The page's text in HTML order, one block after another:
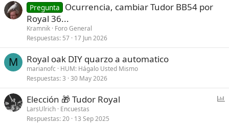
Pregunta
Ocurrencia, cambiar Tudor BB54 por
Royal 36...
Kramnik Foro General
Respuestas 57 17 Jun 2026
M Royal oak DIY quarzo a automatico
marianofc
HUM: Hágalo Usted Mismo
Respuestas 3 30 May 2026
Elección 🎁 Tudor Royal
LarsUlrich Encuestas
Respuestas 20 13 Sep 2025